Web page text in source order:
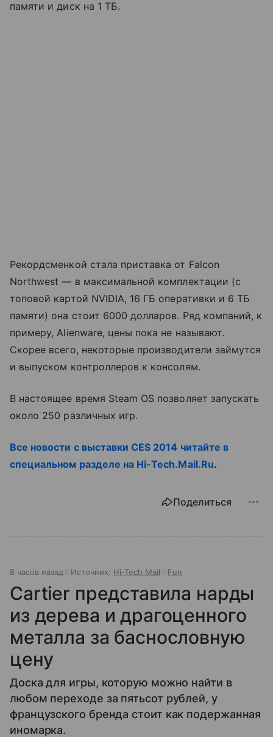
памяти и диск на 1 ТБ.
Рекордсменкой стала приставка от Falcon
Northwest — в максимальной комплектации (с
топовой картой NVIDIA, 16 ГБ оперативки и 6 ТБ
памяти) она стоит 6000 долларов. Ряд компаний, к
примеру, Alienware, цены пока не называют.
Скорее всего, некоторые производители займутся
и выпуском контроллеров к консолям.
В настоящее время Steam OS позволяет запускать
около 250 различных игр.
Все новости с выставки CES 2014 читайте в
специальном разделе на Hi-Tech.Mail.Ru.
Поделиться
8 часов назад Источник: Hi-Tech Mail Fun
Cartier представила нарды
из дерева и драгоценного
металла за баснословную
цену
Доска для игры, которую можно найти в
любом переходе за пятьсот рублей, у
французского бренда стоит как подержанная
иномарка.